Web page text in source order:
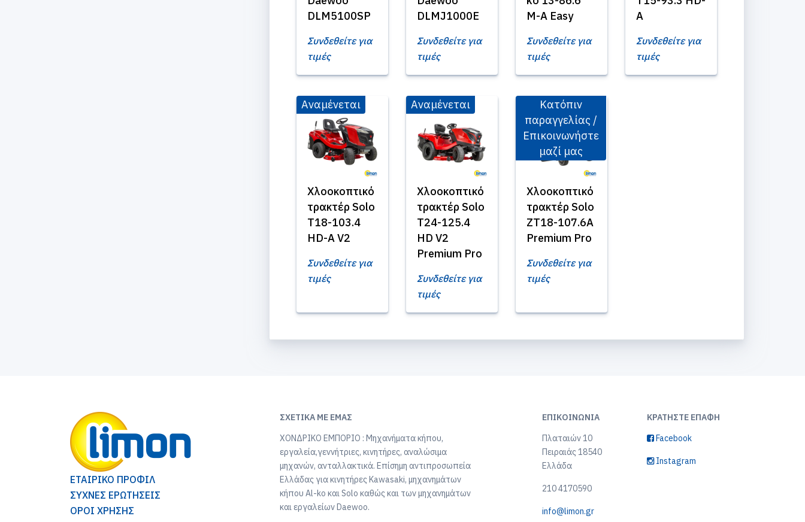
DLM5100SP
Συνδεθείτε για
τιμές
DLMJ1000E
Συνδεθείτε για
τιμές
M-A Easy
Συνδεθείτε για
τιμές
A
Συνδεθείτε για
τιμές
Χλοοκοπτικό
τρακτέρ Solo
T18-103.4
HD-A V2
Αναμένεται
Συνδεθείτε για
τιμές
Χλοοκοπτικό
τρακτέρ Solo
T24-125.4
HD V2
Premium Pro
Αναμένεται
Συνδεθείτε για
τιμές
Χλοοκοπτικό
τρακτέρ Solo
ZT18-107.6A
Premium Pro
Κατόπιν
παραγγελίας /
Επικοινωνήστε
μαζί μας
Συνδεθείτε για
τιμές
ΕΤΑΙΡΙΚΟ ΠΡΟΦΙΛ
ΣΥΧΝΕΣ ΕΡΩΤΗΣΕΙΣ
ΟΡΟΙ ΧΡΗΣΗΣ
ΣΧΕΤΙΚΆ ΜΕ ΕΜΆΣ
ΧΟΝΔΡΙΚΟ ΕΜΠΟΡΙΟ : Μηχανήματα κήπου,
εργαλεία,γεννήτριες, κινητήρες, αναλώσιμα
μηχανών, ανταλλακτικά. Επίσημη αντιπροσωπεία
Ελλάδας για κινητήρες Kawasaki, μηχανημάτων
κήπου Al-ko και Solo καθώς και των μηχανημάτων
και εργαλείων Daewoo.
ΕΠΙΚΟΙΝΩΝΊΑ
Πλαταιών 10
Πειραιάς 18540
Ελλάδα
210 4170590
info@limon.gr
ΚΡΑΤΉΣΤΕ ΕΠΑΦΉ
Facebook
Instagram